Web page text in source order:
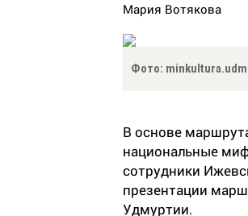
Мария Вотякова
Фото:
В основе
национальные
сотрудники
презентации
Удмуртии.